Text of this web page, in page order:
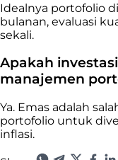
Idealnya portofolio
bulanan, evaluasi
sekali.
Apakah
manajemen
Ya. Emas adalah
portofolio untuk
inflasi.